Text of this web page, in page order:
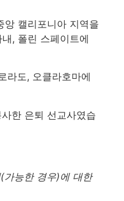
캘리포니아 지역을
, 폴린 스페이트에
도, 오클라호마에
한 은퇴 선교사였습
가능한 경우)에 대한